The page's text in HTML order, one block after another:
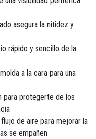
asegura la nitidez y
rápido y sencillo de la
a la cara para una
para protegerte de los
de aire para mejorar la
se empañen